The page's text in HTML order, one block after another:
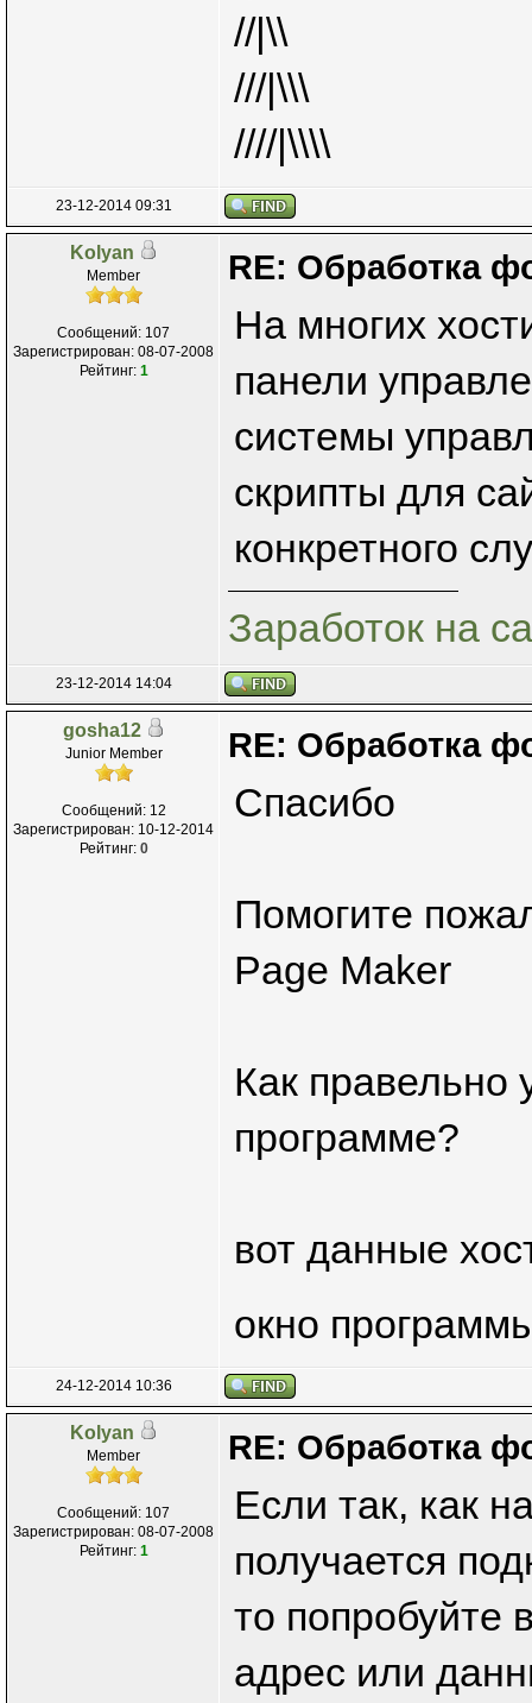
//|\\
///|\\\
////|\\\\
23-12-2014 09:31
Kolyan
Member
Сообщений: 107
Зарегистрирован: 08-07-2008
Рейтинг: 1
RE: Обработка
На многих
панели
системы
скрипты для
конкретного
Заработок на
23-12-2014 14:04
gosha12
Junior Member
Сообщений: 12
Зарегистрирован: 10-12-2014
Рейтинг: 0
RE: Обработка
Спасибо
Помогите
Page Maker
Как правельно
программе?
вот данные
окно
24-12-2014 10:36
Kolyan
Member
Сообщений: 107
Зарегистрирован: 08-07-2008
Рейтинг: 1
RE: Обработка
Если так, как
получается
то попробуйте
адрес или